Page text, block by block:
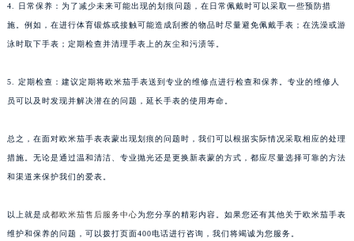
4. 日常保养：为了减少未来可能出现的划痕问题，在日常佩戴时可以采取一些预防措
施。例如，在进行体育锻炼或接触可能造成刮擦的物品时尽量避免佩戴手表；在洗澡或游
泳时取下手表；定期检查并清理手表上的灰尘和污渍等。
5. 定期检查：建议定期将欧米茄手表送到专业的维修点进行检查和保养。专业的维修人
员可以及时发现并解决潜在的问题，延长手表的使用寿命。
总之，在面对欧米茄手表表蒙出现划痕的问题时，我们可以根据实际情况采取相应的处理
措施。无论是通过温和清洁、专业抛光还是更换新表蒙的方式，都应尽量选择可靠的方法
和渠道来保护我们的爱表。
以上就是 成都欧米茄售后服务中心为您分享的精彩内容。如果您还有其他关于欧米茄手表
维护和保养的问题，可以拨打页面400电话进行咨询，我们将竭诚为您服务。